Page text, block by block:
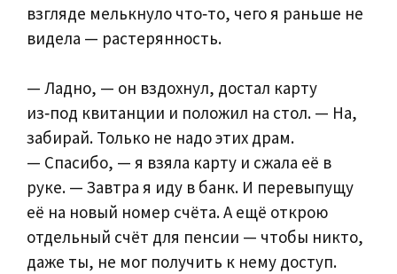
взгляде мелькнуло что‑то, чего я раньше не
видела — растерянность.
— Ладно, — он вздохнул, достал карту
из‑под квитанции и положил на стол. — На,
забирай. Только не надо этих драм.
— Спасибо, — я взяла карту и сжала её в
руке. — Завтра я иду в банк. И перевыпущу
её на новый номер счёта. А ещё открою
отдельный счёт для пенсии — чтобы никто,
даже ты, не мог получить к нему доступ.